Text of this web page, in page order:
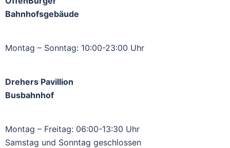
Bahnhofsgebäude
Montag – Sonntag: 10:00-23:00 Uhr
Drehers Pavillion
Busbahnhof
Montag – Freitag: 06:00-13:30 Uhr
Samstag und Sonntag geschlossen